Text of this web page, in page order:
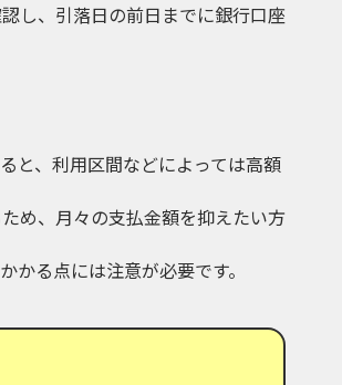
し、引落日の前日までに銀行口座
と、利用区間などによっては高額
め、月々の支払金額を抑えたい方
る点には注意が必要です。